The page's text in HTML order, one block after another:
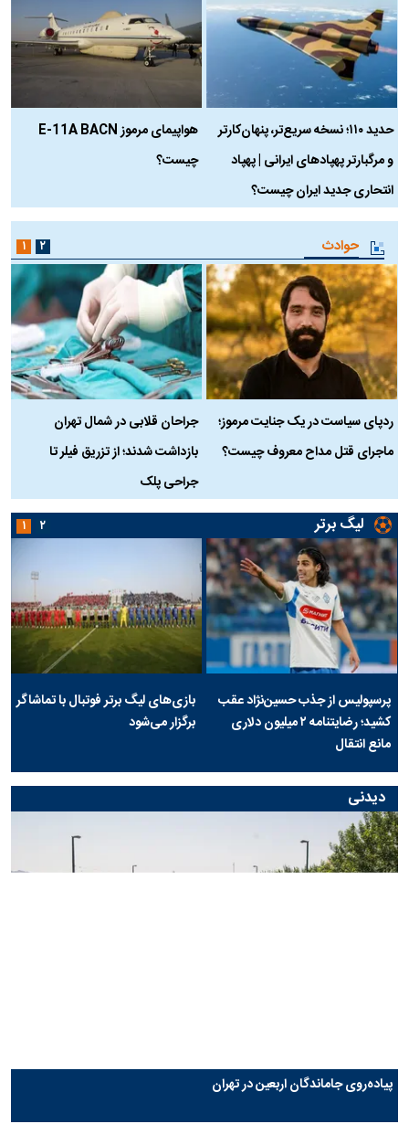
حدید ۱۱۰؛ نسخه سریع‌تر، پنهان‌کارتر
و مرگبارتر پهپادهای ایرانی | پهپاد
انتحاری جدید ایران چیست؟
هواپیمای مرموز E-11A BACN
چیست؟
حوادث
ردپای سیاست در یک جنایت مرموز؛
ماجرای قتل مداح معروف چیست؟
جراحان قلابی در شمال تهران
بازداشت شدند؛ از تزریق فیلر تا
جراحی پلک
۱ ۲
لیگ برتر
پرسپولیس از جذب حسین‌نژاد عقب
کشید؛ رضایتنامه ۲ میلیون دلاری
مانع انتقال
بازی‌های لیگ برتر فوتبال با تماشاگر
برگزار می‌شود
۱ ۲
دیدنی
پیاده‌روی جاماندگان اربعین در تهران